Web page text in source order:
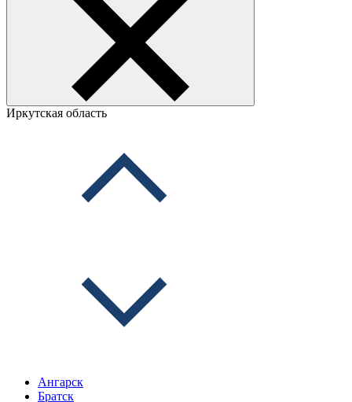
Иркутская область
Ангарск
Братск